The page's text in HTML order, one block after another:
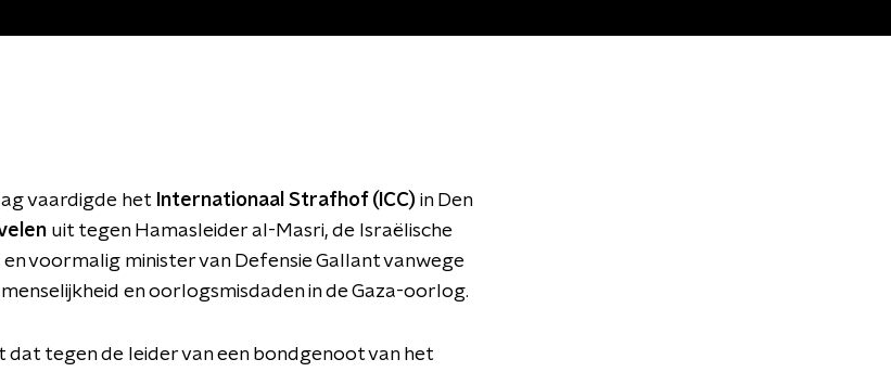
vaardigde het Internationaal Strafhof (ICC) in Den
uit tegen Hamasleider al-Masri, de Israëlische
voormalig minister van Defensie Gallant vanwege
en oorlogsmisdaden in de Gaza-oorlog.
dat tegen de leider van een bondgenoot van het